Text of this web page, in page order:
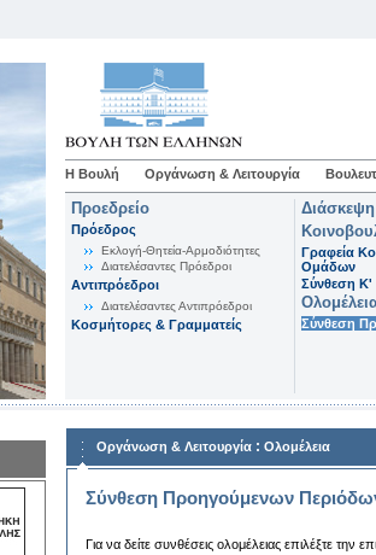
Η Βουλή Οργάνωση & Λειτουργία
Προεδρείο
Πρόεδρος
Εκλογή-Θητεία-Αρμοδιότητες
Διατελέσαντες Πρόεδροι
Αντιπρόεδροι
Διατελέσαντες Αντιπρόεδροι
Κοσμήτορες & Γραμματείς
Γραφεία
Ομάδων
Σύνθεση K'
Σύνθεση
Οργάνωση & Λειτουργία : Ολομέλεια
Σύνθεση Προηγούμενων
Για να δείτε συνθέσεις ολομέλειας επιλέξτε την